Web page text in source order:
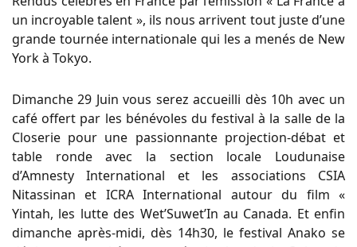
un incroyable talent », ils nous arrivent tout juste d’une
grande tournée internationale qui les a menés de New
York à Tokyo.
Dimanche 29 Juin vous serez accueilli dès 10h avec un
café offert par les bénévoles du festival à la salle de la
Closerie pour une passionnante projection-débat et
table ronde avec la section locale Loudunaise
d’Amnesty International et les associations CSIA
Nitassinan et ICRA International autour du film «
Yintah, les lutte des Wet’Suwet’In au Canada. Et enfin
dimanche après-midi, dès 14h30, le festival Anako se